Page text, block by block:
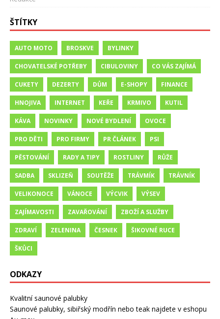
ŠTÍTKY
AUTO MOTO BROSKVE BYLINKY
CHOVATELSKÉ POTŘEBY CIBULOVINY CO VÁS ZAJÍMÁ
CUKETY DEZERTY DŮM E-SHOPY FINANCE
HNOJIVA INTERNET KEŘE KRMIVO KUTIL
KÁVA NOVINKY NOVÉ BYDLENÍ OVOCE
PRO DĚTI PRO FIRMY PR ČLÁNEK PSI
PĚSTOVÁNÍ RADY A TIPY ROSTLINY RŮŽE
SADBA SKLIZEŇ SOUTĚŽE TRÁVMÍK TRÁVNÍK
VELIKONOCE VÁNOCE VÝCVIK VÝSEV
ZAJÍMAVOSTI ZAVAŘOVÁNÍ ZBOŽÍ A SLUŽBY
ZDRAVÍ ZELENINA ČESNEK ŠIKOVNÉ RUCE
ŠKŮCI
ODKAZY
Kvalitní saunové palubky
Saunové palubky, sibiřský modřín nebo teak najdete v eshopu